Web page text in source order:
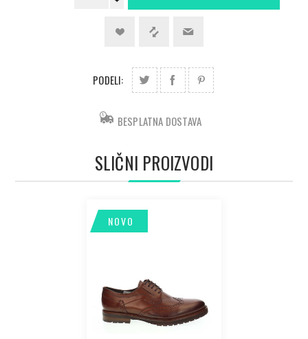
PODELI:
BESPLATNA DOSTAVA
SLIČNI PROIZVODI
NOVO